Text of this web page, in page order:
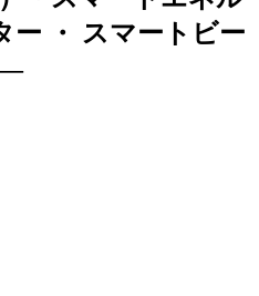
ー ・ スマートビー
—